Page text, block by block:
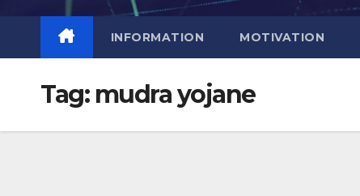
INFORMATION MOTIVATION
Tag: mudra yojane